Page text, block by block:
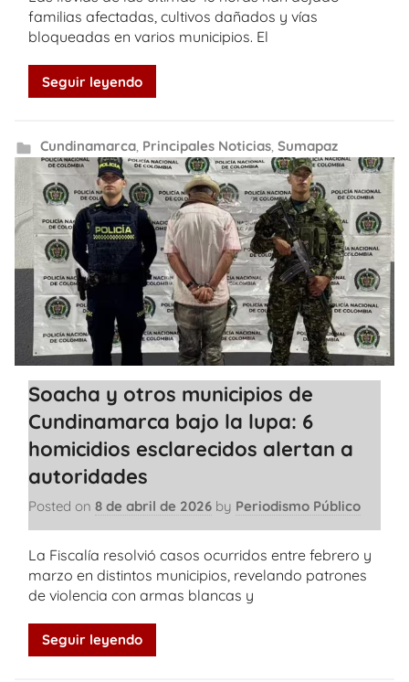
familias afectadas, cultivos dañados y vías
bloqueadas en varios municipios. El
Seguir leyendo
Cundinamarca, Principales Noticias, Sumapaz
Soacha y otros municipios de
Cundinamarca bajo la lupa: 6
homicidios esclarecidos alertan a
autoridades
Posted on 8 de abril de 2026 by Periodismo Público
La Fiscalía resolvió casos ocurridos entre febrero y
marzo en distintos municipios, revelando patrones
de violencia con armas blancas y
Seguir leyendo